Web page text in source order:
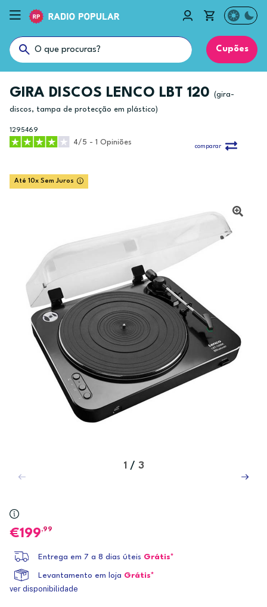
Cupões
GIRA DISCOS LENCO LBT 120
(gira-
discos, tampa de protecção em plástico)
1295469
4/5 - 1 Opiniões
comparar
Até 10x Sem Juros
1 / 3
199,99
Entrega em 7 a 8 dias úteis Grátis*
Levantamento em loja Grátis*
ver disponibilidade